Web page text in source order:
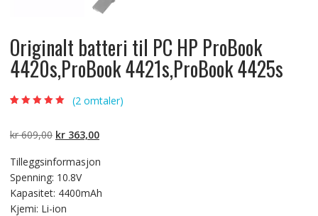
Originalt batteri til PC HP ProBook
4420s,ProBook 4421s,ProBook 4425s
kundevurderinger
(2omtaler)
kr609,00 Opprinnelig
var:
kr 609,00.
kr363,00Nåværende
er:
Tilleggsinformasjon
Spenning: 10.8V
Kapasitet: 4400mAh
Kjemi: Li-ion